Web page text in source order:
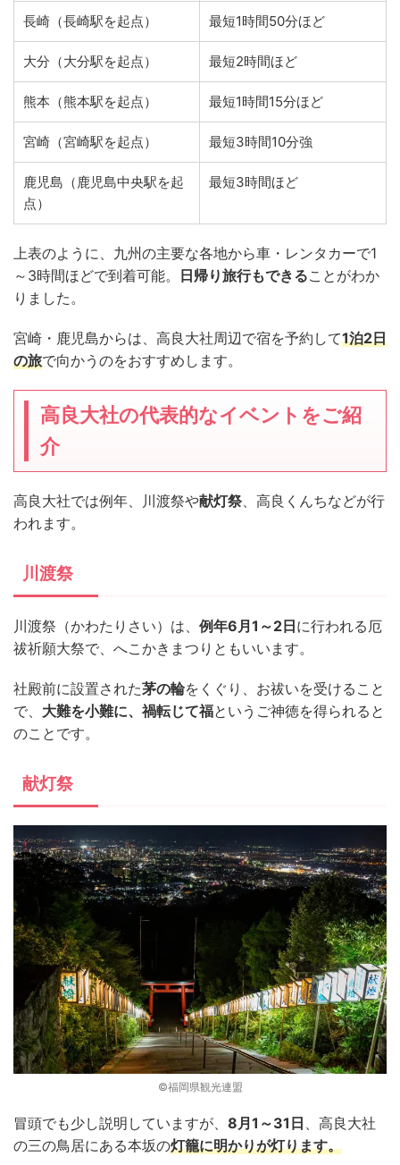
長崎（長崎駅を起点） 最短1時間50分ほど
大分（大分駅を起点） 最短2時間ほど
熊本（熊本駅を起点） 最短1時間15分ほど
宮崎（宮崎駅を起点） 最短3時間10分強
鹿児島（鹿児島中央駅を起
点）
最短3時間ほど
上表のように、九州の主要な各地から車・レンタカーで1
～3時間ほどで到着可能。 日帰り旅行もできることがわか
りました。
宮崎・鹿児島からは、高良大社周辺で宿を予約して1泊2日
の旅で向かうのをおすすめします。
高良大社の代表的なイベントをご紹
介
高良大社では例年、川渡祭や献灯祭 、高良くんちなどが行
われます。
川渡祭
川渡祭（かわたりさい）は、 例年6月1～2日に行われる厄
祓祈願大祭で、へこかきまつりともいいます。
社殿前に設置された茅の輪をくぐり、お祓いを受けること
で、 大難を小難に、禍転じて福というご神徳を得られると
のことです。
献灯祭
©福岡県観光連盟
冒頭でも少し説明していますが、 8月1～31日 、高良大社
の三の鳥居にある本坂の灯籠に明かりが灯ります。